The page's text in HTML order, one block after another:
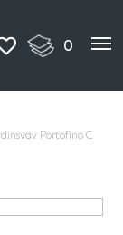
0
Portofino C